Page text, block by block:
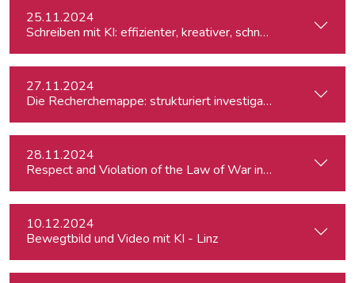
25.11.2024
Schreiben mit KI: effizienter, kreativer, schneller
27.11.2024
Die Recherchemappe: strukturiert investigativ arbeiten,
28.11.2024
Respect and Violation of the Law of War in Ukraine and
10.12.2024
Bewegtbild und Video mit KI - Linz